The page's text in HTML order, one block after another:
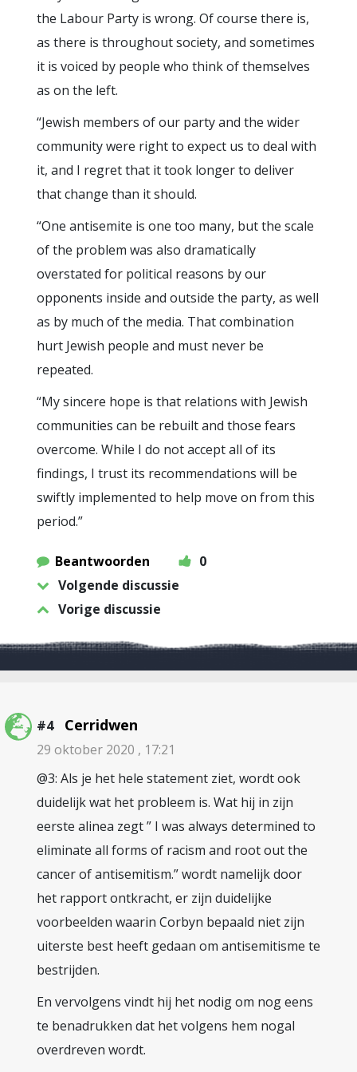
the Labour Party is wrong. Of course there is,
as there is throughout society, and sometimes
it is voiced by people who think of themselves
as on the left.
“Jewish members of our party and the wider
community were right to expect us to deal with
it, and I regret that it took longer to deliver
that change than it should.
“One antisemite is one too many, but the scale
of the problem was also dramatically
overstated for political reasons by our
opponents inside and outside the party, as well
as by much of the media. That combination
hurt Jewish people and must never be
repeated.
“My sincere hope is that relations with Jewish
communities can be rebuilt and those fears
overcome. While I do not accept all of its
findings, I trust its recommendations will be
swiftly implemented to help move on from this
period.”
Beantwoorden
0
Volgende discussie
Vorige discussie
#4 Cerridwen
29 oktober 2020 , 17:21
@3: Als je het hele statement ziet, wordt ook
duidelijk wat het probleem is. Wat hij in zijn
eerste alinea zegt ” I was always determined to
eliminate all forms of racism and root out the
cancer of antisemitism.” wordt namelijk door
het rapport ontkracht, er zijn duidelijke
voorbeelden waarin Corbyn bepaald niet zijn
uiterste best heeft gedaan om antisemitisme te
bestrijden.
En vervolgens vindt hij het nodig om nog eens
te benadrukken dat het volgens hem nogal
overdreven wordt.